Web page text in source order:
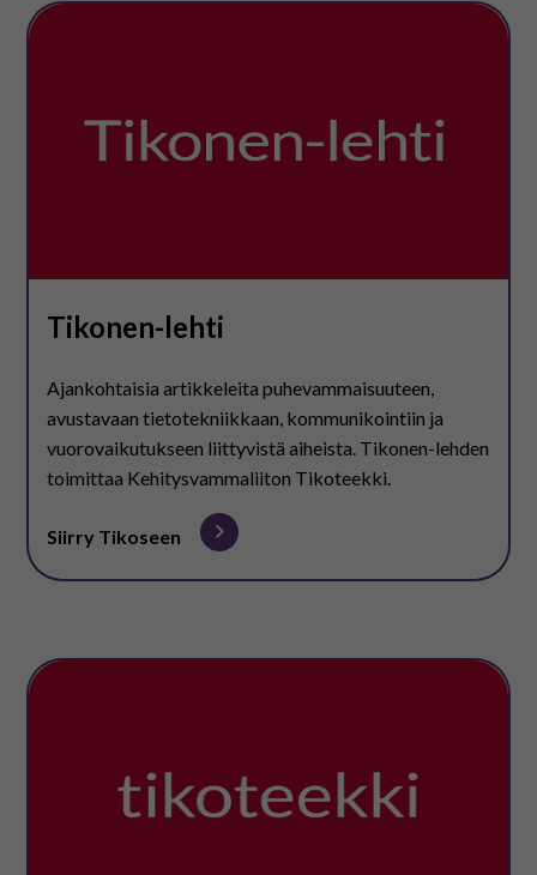
Tikonen-lehti
Ajankohtaisia artikkeleita puhevammaisuuteen,
avustavaan tietotekniikkaan, kommunikointiin ja
vuorovaikutukseen liittyvistä aiheista. Tikonen-lehden
toimittaa Kehitysvammaliiton Tikoteekki.
Siirry Tikoseen